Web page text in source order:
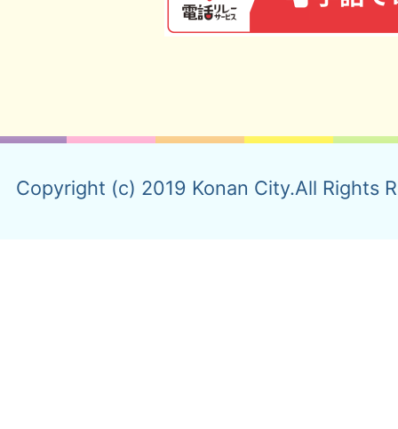
Copyright (c) 2019 Konan City.All Rights